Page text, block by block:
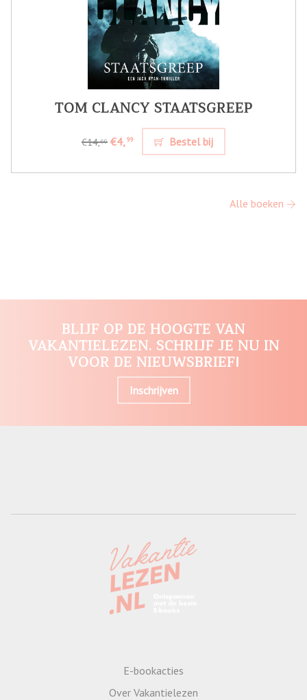
TOM CLANCY STAATSGREEP
€14,99 €4,99 Bestel bij
Alle boeken
BLIJF OP DE HOOGTE VAN
VAKANTIELEZEN. SCHRIJF JE NU IN
VOOR DE NIEUWSBRIEF!
Inschrijven
E-bookacties
Over Vakantielezen